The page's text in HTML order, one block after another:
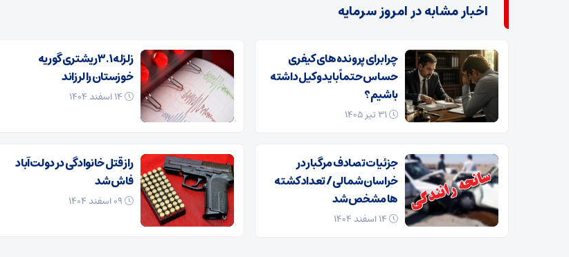
اخبار مشابه در امروز سرمایه
چرا برای پرونده‌های کیفری
حساس حتماً باید وکیل داشته
باشیم؟
زلزله ۳.۱ ریشتری گوریه
خوزستان را لرزاند
جزئیات تصادف مرگبار در
خراسان‌شمالی/ تعداد کشته
ها مشخص شد
راز قتل خانوادگی در دولت‌آباد
فاش شد